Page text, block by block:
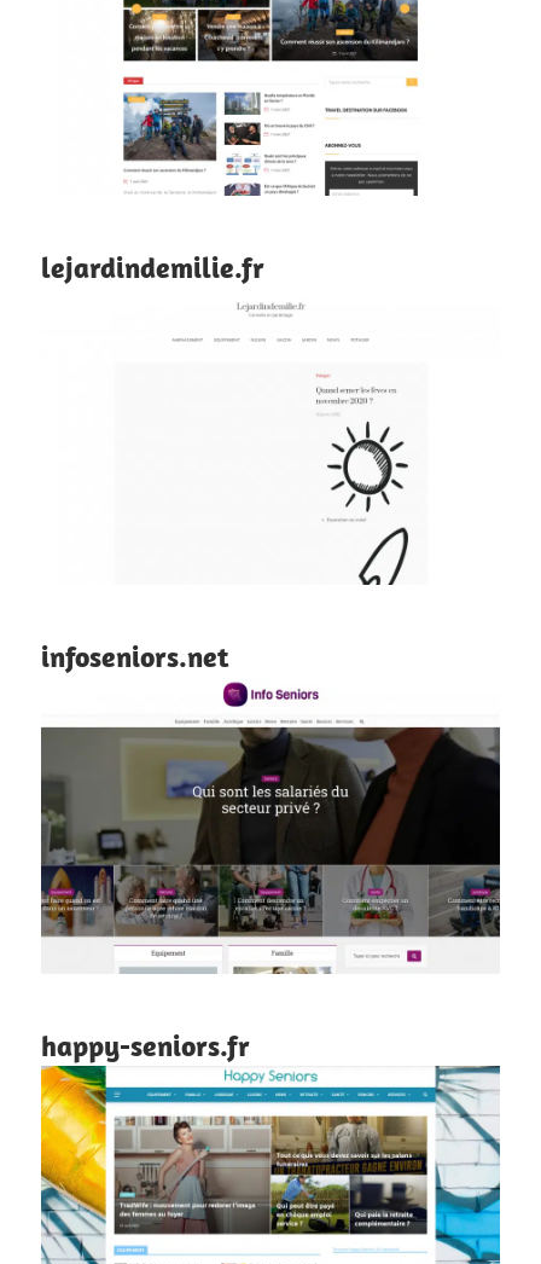
lejardindemilie.fr
infoseniors.net
happy-seniors.fr